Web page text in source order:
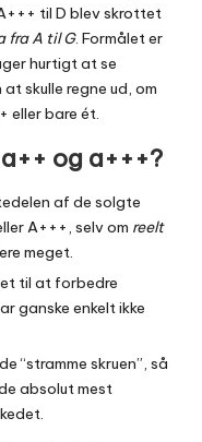
til D blev skrottet
fra A til G. Formålet er
hurtigt at se
skulle regne ud, om
eller bare ét.
og a+++?
af de solgte
A+++, selv om reelt
meget.
til at forbedre
ganske enkelt ikke
“stramme skruen”, så
absolut mest